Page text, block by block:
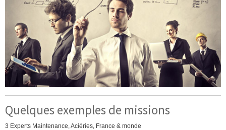
Quelques exemples de missions
3 Experts Maintenance, Aciéries, France & monde